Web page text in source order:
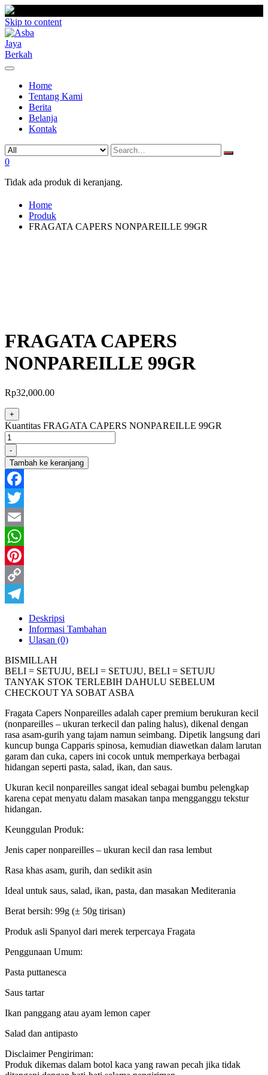
Skip to content
Home
Tentang Kami
Berita
Belanja
Kontak
0
Tidak ada produk di keranjang.
Home
Produk
FRAGATA CAPERS NONPAREILLE 99GR
FRAGATA CAPERS
NONPAREILLE 99GR
Rp32,000.00
+
Kuantitas FRAGATA CAPERS NONPAREILLE 99GR
-
Tambah ke keranjang
Facebook
Twitter
Email
WhatsApp
Pinterest
Copy
Telegram
Deskripsi
Informasi Tambahan
Ulasan (0)
BISMILLAH
BELI = SETUJU, BELI = SETUJU, BELI = SETUJU
TANYAK STOK TERLEBIH DAHULU SEBELUM
CHECKOUT YA SOBAT ASBA
Fragata Capers Nonpareilles adalah caper premium berukuran kecil
(nonpareilles – ukuran terkecil dan paling halus), dikenal dengan
rasa asam-gurih yang tajam namun seimbang. Dipetik langsung dari
kuncup bunga Capparis spinosa, kemudian diawetkan dalam larutan
garam dan cuka, capers ini cocok untuk memperkaya berbagai
hidangan seperti pasta, salad, ikan, dan saus.
Ukuran kecil nonpareilles sangat ideal sebagai bumbu pelengkap
karena cepat menyatu dalam masakan tanpa mengganggu tekstur
hidangan.
Keunggulan Produk:
Jenis caper nonpareilles – ukuran kecil dan rasa lembut
Rasa khas asam, gurih, dan sedikit asin
Ideal untuk saus, salad, ikan, pasta, dan masakan Mediterania
Berat bersih: 99g (± 50g tirisan)
Produk asli Spanyol dari merek terpercaya Fragata
Penggunaan Umum:
Pasta puttanesca
Saus tartar
Ikan panggang atau ayam lemon caper
Salad dan antipasto
Disclaimer Pengiriman:
Produk dikemas dalam botol kaca yang rawan pecah jika tidak